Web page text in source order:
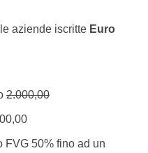
aziende iscritte Euro
2.000,00
FVG 50% fino ad un